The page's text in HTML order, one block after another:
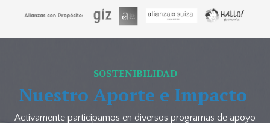
SOSTENIBILIDAD
Nuestro Aporte e Impacto
Activamente participamos en diversos programas de apoyo